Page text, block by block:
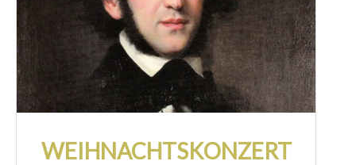
WEIHNACHTSKONZERT